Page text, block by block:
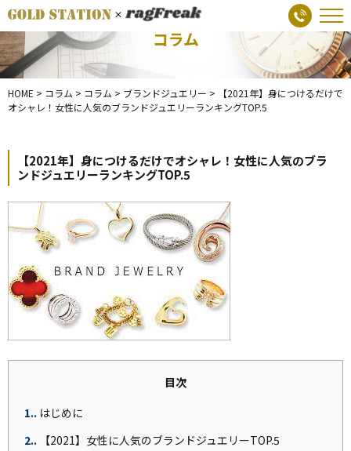
コラム
HOME > コラム > コラム > ブランドジュエリー >
【2021年】身につけるだけで
オシャレ！女性に人気のブランドジュエリーランキングTOP.5
【2021年】身につけるだけでオシャレ！女性に人気のブラ
ンドジュエリーランキングTOP.5
目次
1. はじめに
2.
【2021】女性に人気のブランドジュエリーTOP.5